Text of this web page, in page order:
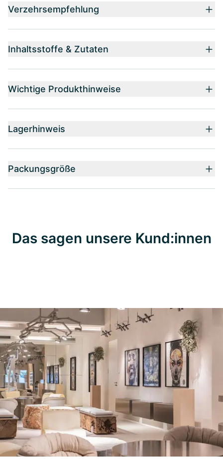
Verzehrsempfehlung
Inhaltsstoffe & Zutaten
Wichtige Produkthinweise
Lagerhinweis
Packungsgröße
Das sagen unsere Kund:innen